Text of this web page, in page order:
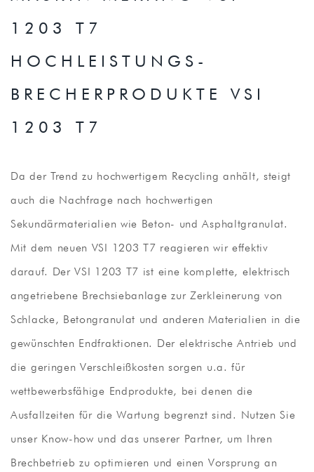
1203 T7
HOCHLEISTUNGS-
BRECHERPRODUKTE VSI
1203 T7
Da der Trend zu hochwertigem Recycling anhält, steigt
auch die Nachfrage nach hochwertigen
Sekundärmaterialien wie Beton- und Asphaltgranulat.
Mit dem neuen VSI 1203 T7 reagieren wir effektiv
darauf. Der VSI 1203 T7 ist eine komplette, elektrisch
angetriebene Brechsiebanlage zur Zerkleinerung von
Schlacke, Betongranulat und anderen Materialien in die
gewünschten Endfraktionen. Der elektrische Antrieb und
die geringen Verschleißkosten sorgen u.a. für
wettbewerbsfähige Endprodukte, bei denen die
Ausfallzeiten für die Wartung begrenzt sind. Nutzen Sie
unser Know-how und das unserer Partner, um Ihren
Brechbetrieb zu optimieren und einen Vorsprung an